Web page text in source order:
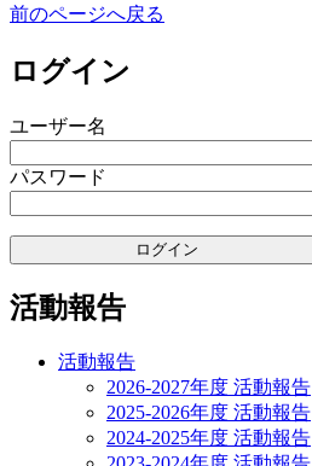
ナ
ビ
ー
シ
ョ
ン
稿:
投
前のページへ戻る
ログイン
ユーザー名
パスワード
活動報告
活動報告
2026-2027年度 活動報告
2025-2026年度 活動報告
2024-2025年度 活動報告